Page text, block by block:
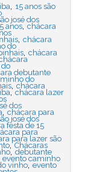
15 anos são
josé dos
anos, chácara
, chácara
do
, chácara
debutante
do
, chácara
chácara lazer
dos
chácara para
josé dos
festa de 15
para
para lazer são
, Chácaras
, debutante
evento caminho
vinho, evento